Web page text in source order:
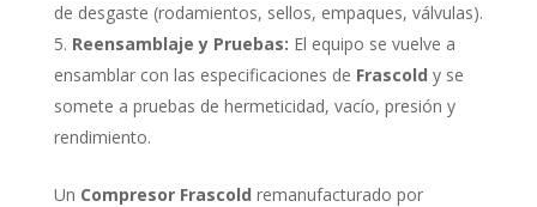
de desgaste (rodamientos, sellos, empaques, válvulas).
Reensamblaje y Pruebas: El equipo se vuelve a
ensamblar con las especificaciones de Frascold y se
somete a pruebas de hermeticidad, vacío, presión y
rendimiento.
Un Compresor Frascold remanufacturado por